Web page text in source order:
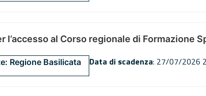
l’accesso al Corso regionale di
Regione Basilicata Data di scadenza: 27/07/2026